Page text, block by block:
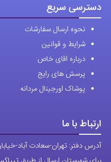
نحوه ارسال سفارشات
شرایط و قوانین
درباره اقای خاص
پرسش های رایج
پوشاک اورجینال مردانه
آدرس دفتر: تهران-سعادت آباد-خیابان
برای شهرستان ارسال از طریق
تهران ارسال با پیک اسنپ انجام